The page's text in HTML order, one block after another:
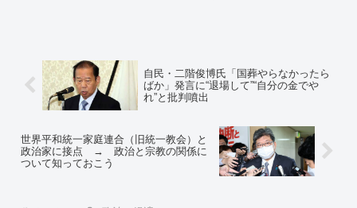
自民・二階俊博氏「国葬やらなかったら
ばか」発言に“退場して”“自分の金でや
れ”と批判噴出
世界平和統一家庭連合（旧統一教会）と
政治家に接点 → 政治と宗教の関係に
ついて知っておこう